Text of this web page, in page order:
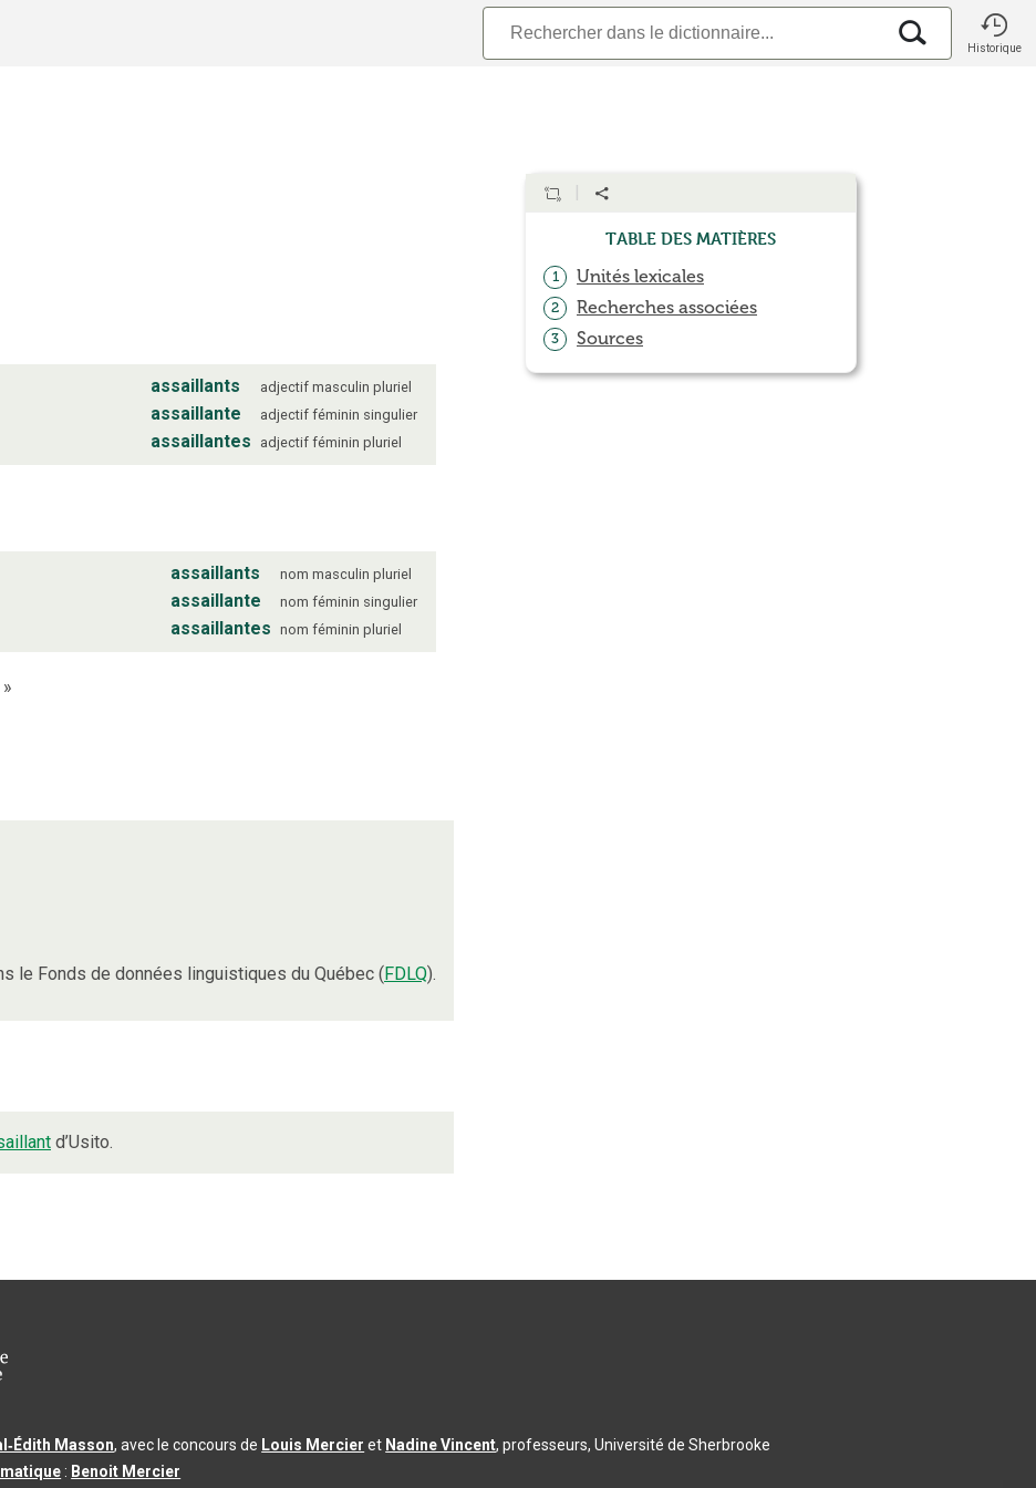
Historique
assaillants adjectif masculin pluriel
assaillante adjectif féminin singulier
assaillantes adjectif féminin pluriel
assaillants nom masculin pluriel
assaillante nom féminin singulier
assaillantes nom féminin pluriel
»
le Fonds de données linguistiques du Québec (FDLQ).
d’Usito.
Table des matières
1 Unités lexicales
2 Recherches associées
3 Sources
Masson, avec le concours de Louis Mercier et Nadine Vincent, professeurs, Université de Sherbrooke
: Benoit Mercier